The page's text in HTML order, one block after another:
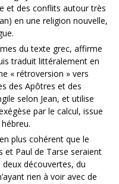
et des conflits autour très
en une religion nouvelle,
du texte grec, affirme
traduit littéralement en
« rétroversion » vers
des Apôtres et des
selon Jean, et utilise
par le calcul, issue
plus cohérent que le
et Paul de Tarse seraient
découvertes, du
rien à voir avec de